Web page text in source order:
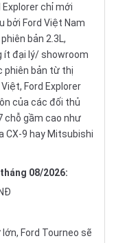
Explorer chỉ mới
bởi Ford Việt Nam
bản 2.3L,
ít đại lý/showroom
phiên bản từ thị
Ford Explorer
của các đối thủ
chỗ gầm cao như
CX-9 hay Mitsubishi
08/2026:
Ford Tourneo sẽ